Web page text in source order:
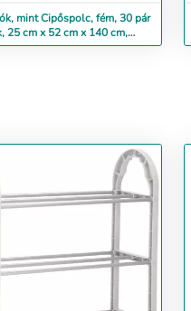
mint Cipőspolc, fém, 30 pár
25 cm x 52 cm x 140 cm,